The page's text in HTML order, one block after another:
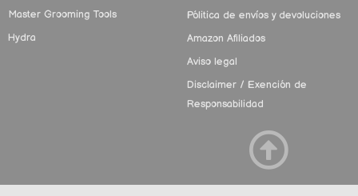
Master Grooming Tools
Hydra
Pólitica de envíos y devoluciones
Amazon Afiliados
Aviso legal
Disclaimer / Exención de
Responsabilidad